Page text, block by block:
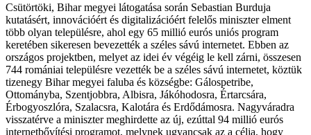
Csütörtöki, Bihar megyei látogatása során Sebastian Burduja
kutatásért, innovációért és digitalizációért felelős miniszter elment
több olyan településre, ahol egy 65 millió eurós uniós program
keretében sikeresen bevezették a széles sávú internetet. Ebben az
országos projektben, melyet az idei év végéig le kell zárni, összesen
744 romániai településre vezették be a széles sávú internetet, köztük
tizenegy Bihar megyei faluba és községbe: Gálospetribe,
Ottományba, Szentjobbra, Albisra, Jákóhodosra, Értarcsára,
Érbogyoszlóra, Szalacsra, Kalotára és Erdődámosra. Nagyváradra
visszatérve a miniszter meghirdette az új, ezúttal 94 millió eurós
internetbővítési programot, melynek ugyancsak az a célja, hogy